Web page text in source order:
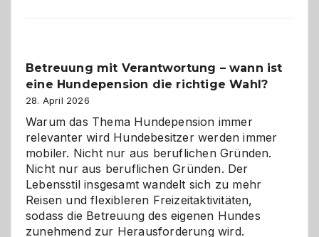
Betreuung mit Verantwortung – wann ist
eine Hundepension die richtige Wahl?
28. April 2026
Warum das Thema Hundepension immer
relevanter wird Hundebesitzer werden immer
mobiler. Nicht nur aus beruflichen Gründen.
Nicht nur aus beruflichen Gründen. Der
Lebensstil insgesamt wandelt sich zu mehr
Reisen und flexibleren Freizeitaktivitäten,
sodass die Betreuung des eigenen Hundes
zunehmend zur Herausforderung wird.